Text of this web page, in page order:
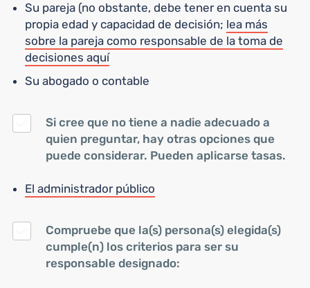
Su pareja (no obstante, debe tener en cuenta su
propia edad y capacidad de decisión; lea más
sobre la pareja como responsable de la toma de
decisiones aquí
Su abogado o contable
Si cree que no tiene a nadie adecuado a
quien preguntar, hay otras opciones que
puede considerar. Pueden aplicarse tasas.
El administrador público
Compruebe que la(s) persona(s) elegida(s)
cumple(n) los criterios para ser su
responsable designado: